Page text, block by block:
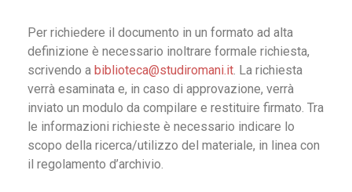
Per richiedere il documento in un formato ad alta
definizione è necessario inoltrare formale richiesta,
scrivendo a biblioteca@studiromani.it. La richiesta
verrà esaminata e, in caso di approvazione, verrà
inviato un modulo da compilare e restituire firmato. Tra
le informazioni richieste è necessario indicare lo
scopo della ricerca/utilizzo del materiale, in linea con
il regolamento d’archivio.